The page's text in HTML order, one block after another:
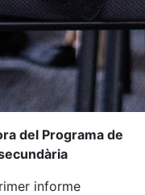
del Programa de
informe